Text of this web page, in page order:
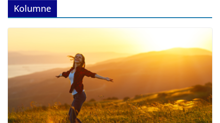
Kolumne